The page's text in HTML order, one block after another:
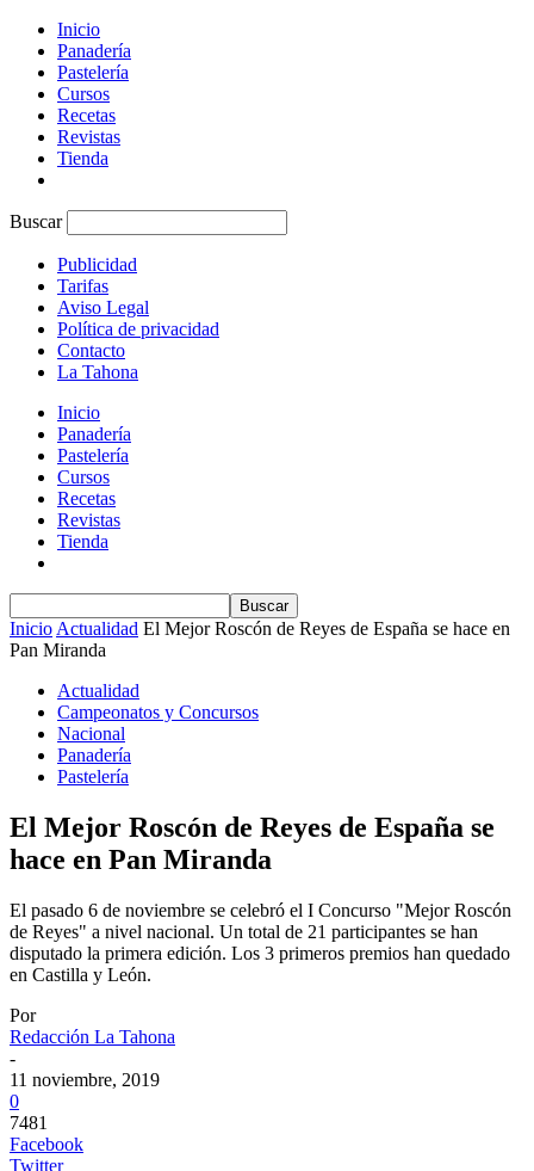
Inicio
Panadería
Pastelería
Cursos
Recetas
Revistas
Tienda
Buscar
Publicidad
Tarifas
Aviso Legal
Política de privacidad
Contacto
La Tahona
Inicio
Panadería
Pastelería
Cursos
Recetas
Revistas
Tienda
Inicio Actualidad El Mejor Roscón de Reyes de España se hace en
Pan Miranda
Actualidad
Campeonatos y Concursos
Nacional
Panadería
Pastelería
El Mejor Roscón de Reyes de España se
hace en Pan Miranda
El pasado 6 de noviembre se celebró el I Concurso "Mejor Roscón
de Reyes" a nivel nacional. Un total de 21 participantes se han
disputado la primera edición. Los 3 primeros premios han quedado
en Castilla y León.
Por
Redacción La Tahona
-
11 noviembre, 2019
0
7481
Facebook
Twitter